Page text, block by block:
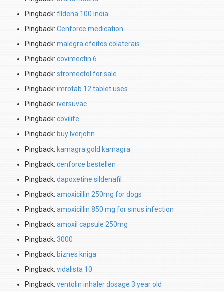
Pingback: fildena 100 india
Pingback: Cenforce medication
Pingback: malegra efeitos colaterais
Pingback: covimectin 6
Pingback: stromectol for sale
Pingback: imrotab 12 tablet uses
Pingback: iversuvac
Pingback: covilife
Pingback: buy Iverjohn
Pingback: kamagra gold kamagra
Pingback: cenforce bestellen
Pingback: dapoxetine sildenafil
Pingback: amoxicillin 250mg for dogs
Pingback: amoxicillin 850 mg for sinus infection
Pingback: amoxil capsule 250mg
Pingback: 3000
Pingback: biznes kniga
Pingback: vidalista 10
Pingback: ventolin inhaler dosage 3 year old